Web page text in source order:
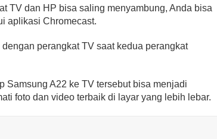
TV dan HP bisa saling menyambung, Anda bisa
aplikasi Chromecast.
perangkat TV saat kedua perangkat
Samsung A22 ke TV tersebut bisa menjadi
foto dan video terbaik di layar yang lebih lebar.